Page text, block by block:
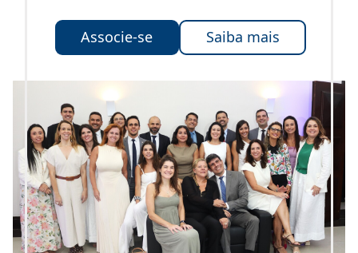
Associe-se Saiba mais